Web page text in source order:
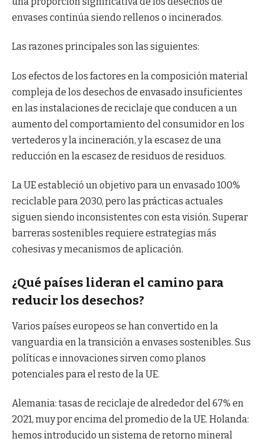
envases continúa siendo rellenos o incinerados.
Las razones principales son las siguientes:
Los efectos de los factores en la composición material
compleja de los desechos de envasado insuficientes
en las instalaciones de reciclaje que conducen a un
aumento del comportamiento del consumidor en los
vertederos y la incineración, y la escasez de una
reducción en la escasez de residuos de residuos.
La UE estableció un objetivo para un envasado 100%
reciclable para 2030, pero las prácticas actuales
siguen siendo inconsistentes con esta visión. Superar
barreras sostenibles requiere estrategias más
cohesivas y mecanismos de aplicación.
¿Qué países lideran el camino para
reducir los desechos?
Varios países europeos se han convertido en la
vanguardia en la transición a envases sostenibles. Sus
políticas e innovaciones sirven como planos
potenciales para el resto de la UE.
Alemania: tasas de reciclaje de alrededor del 67% en
2021, muy por encima del promedio de la UE. Holanda:
hemos introducido un sistema de retorno mineral